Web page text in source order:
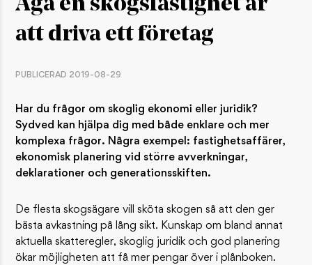
Äga en skogsfastighet är
att driva ett företag
PUBLICERAD 2019-08-29
Har du frågor om skoglig ekonomi eller juridik?
Sydved kan hjälpa dig med både enklare och mer
komplexa frågor. Några exempel: fastighetsaffärer,
ekonomisk planering vid större avverkningar,
deklarationer och generationsskiften.
​De flesta skogsägare vill sköta skogen så att den ger
bästa avkastning på lång sikt. Kunskap om bland annat
aktuella skatteregler, skoglig juridik och god planering
ökar möjligheten att få mer pengar över i plånboken.